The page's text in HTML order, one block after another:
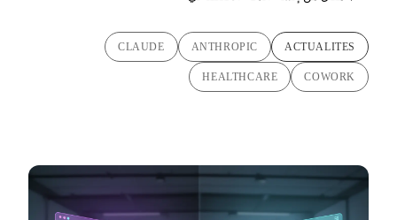
ACTUALITES
ANTHROPIC
CLAUDE
COWORK
HEALTHCARE